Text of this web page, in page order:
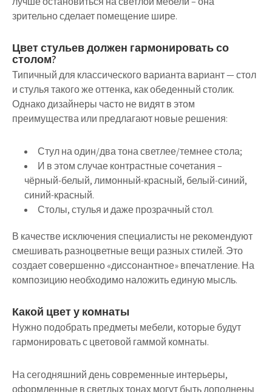
зрительно сделает помещение шире.
Цвет стульев должен гармонировать со
столом?
Типичный для классического варианта вариант — стол
и стулья такого же оттенка, как обеденный столик.
Однако дизайнеры часто не видят в этом
преимущества или предлагают новые решения:
Стул на один/два тона светлее/темнее стола;
И в этом случае контрастные сочетания –
чёрный-белый, лимонный-красный, белый-синий,
синий-красный.
Столы, стулья и даже прозрачный стол.
В качестве исключения специалисты не рекомендуют
смешивать разноцветные вещи разных стилей. Это
создает совершенно «диссонантное» впечатление. На
композицию необходимо наложить единую мысль.
Какой цвет у комнаты
Нужно подобрать предметы мебели, которые будут
гармонировать с цветовой гаммой комнаты.
На сегодняшний день современные интерьеры,
оформленные в светлых тонах могут быть дополнены